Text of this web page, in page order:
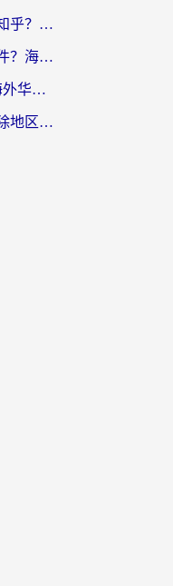
央视影音在海外可以看吗知乎？留学生亲测：3步解决地域限制+追剧自由
在国外怎么看咪咕视频软件？海外党亲测有效的回国加速方案
12123在国外能登录吗？海外华人必看的回国加速实用指南
海外党追剧必备：手机解除地区限制app怎么选？解决央视视频&国内剧地区限制全指南